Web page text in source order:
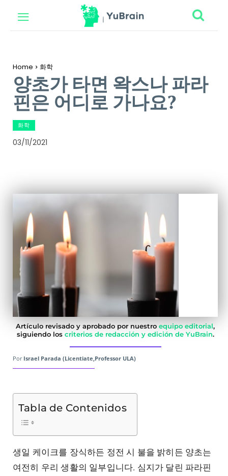
Home 화학
양초가 타면 왁스나 파라
핀은 어디로 가나요?
화학
03/11/2021
Artículo revisado y aprobado por nuestro equipo editorial,
siguiendo los criterios de redacción y edición de YuBrain.
Por Israel Parada (Licentiate,Professor ULA)
Tabla de Contenidos
생일 케이크를 장식하든 정전 시 불을 밝히든 양초는
여전히 우리 생활의 일부입니다. 심지가 달린 파라핀